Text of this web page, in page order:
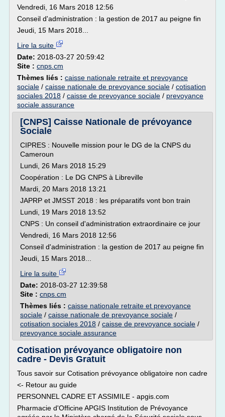
Vendredi, 16 Mars 2018 12:56
Conseil d'administration : la gestion de 2017 au peigne fin
Jeudi, 15 Mars 2018...
Lire la suite
Date: 2018-03-27 20:59:42
Site : cnps.cm
Thèmes liés : caisse nationale retraite et prevoyance
sociale / caisse nationale de prevoyance sociale / cotisation
sociales 2018 / caisse de prevoyance sociale / prevoyance
sociale assurance
[CNPS] Caisse Nationale de prévoyance
Sociale
CIPRES : Nouvelle mission pour le DG de la CNPS du
Cameroun
Lundi, 26 Mars 2018 15:29
Coopération : Le DG CNPS à Libreville
Mardi, 20 Mars 2018 13:21
JAPRP et JMSST 2018 : les préparatifs vont bon train
Lundi, 19 Mars 2018 13:52
CNPS : Un conseil d'administration extraordinaire ce jour
Vendredi, 16 Mars 2018 12:56
Conseil d'administration : la gestion de 2017 au peigne fin
Jeudi, 15 Mars 2018...
Lire la suite
Date: 2018-03-27 12:39:58
Site : cnps.cm
Thèmes liés : caisse nationale retraite et prevoyance
sociale / caisse nationale de prevoyance sociale /
cotisation sociales 2018 / caisse de prevoyance sociale /
prevoyance sociale assurance
Cotisation prévoyance obligatoire non
cadre - Devis Gratuit
Tous savoir sur Cotisation prévoyance obligatoire non cadre
<- Retour au guide
PERSONNEL CADRE ET ASSIMILE - apgis.com
Pharmacie d'Officine APGIS Institution de Prévoyance